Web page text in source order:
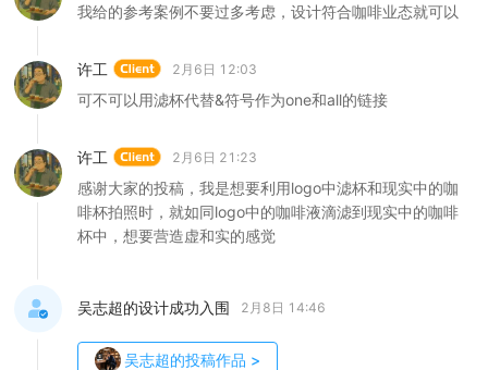
我给的参考案例不要过多考虑，设计符合咖啡业态就可以
许工 2月6日 12:03
可不可以用滤杯代替&符号作为one和all的链接
许工 2月6日 21:23
感谢大家的投稿，我是想要利用logo中滤杯和现实中的咖
啡杯拍照时，就如同logo中的咖啡液滴滤到现实中的咖啡
杯中，想要营造虚和实的感觉
吴志超的设计成功入围 2月8日 14:46
吴志超的投稿作品 >